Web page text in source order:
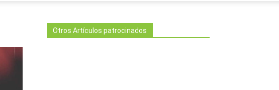
Otros Artículos patrocinados